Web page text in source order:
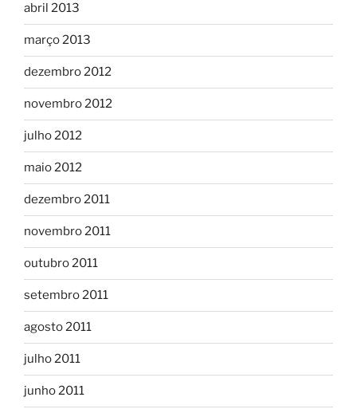
abril 2013
março 2013
dezembro 2012
novembro 2012
julho 2012
maio 2012
dezembro 2011
novembro 2011
outubro 2011
setembro 2011
agosto 2011
julho 2011
junho 2011